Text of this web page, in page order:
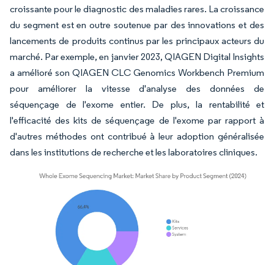
croissante pour le diagnostic des maladies rares. La croissance
du segment est en outre soutenue par des innovations et des
lancements de produits continus par les principaux acteurs du
marché. Par exemple, en janvier 2023, QIAGEN Digital Insights
a amélioré son QIAGEN CLC Genomics Workbench Premium
pour améliorer la vitesse d'analyse des données de
séquençage de l'exome entier. De plus, la rentabilité et
l'efficacité des kits de séquençage de l'exome par rapport à
d'autres méthodes ont contribué à leur adoption généralisée
dans les institutions de recherche et les laboratoires cliniques.